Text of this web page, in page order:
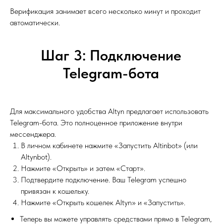
Верификация занимает всего несколько минут и проходит
автоматически.
Шаг 3: Подключение
Telegram-бота
Для максимального удобства Altyn предлагает использовать
Telegram-бота. Это полноценное приложение внутри
мессенджера.
В личном кабинете нажмите «Запустить Altinbot» (или
Altynbot).
Нажмите «Открыть» и затем «Старт».
Подтвердите подключение. Ваш Telegram успешно
привязан к кошельку.
Нажмите «Открыть кошелек Altyn» и «Запустить».
Теперь вы можете управлять средствами прямо в Telegram,